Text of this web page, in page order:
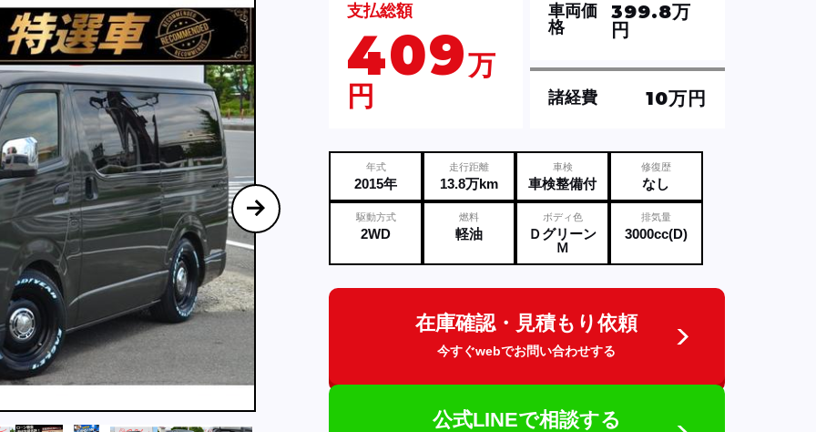
支払総額
409万
円
諸経費 10万円
車両価
格
399.8万
円
年式
2015年
走行距離
13.8万km
車検
車検整備付
修復歴
なし
駆動方式
2WD
燃料
軽油
ボディ色
Ｄグリーン
Ｍ
排気量
3000cc(D)
在庫確認・見積もり依頼
今すぐwebでお問い合わせする
公式LINEで相談する